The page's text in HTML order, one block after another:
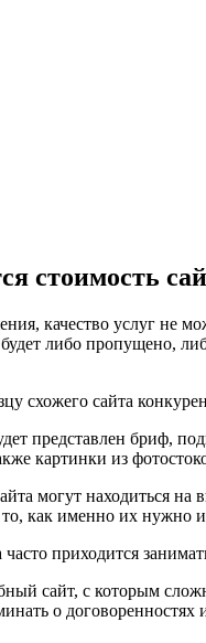
стоимость
качество услуг не
либо пропущено,
схожего сайта
представлен бриф,
картинки из
могут находиться на
как именно их нужно
приходится
сайт, с которым
о